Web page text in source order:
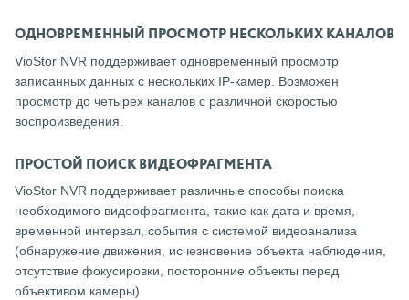
ОДНОВРЕМЕННЫЙ ПРОСМОТР НЕСКОЛЬКИХ КАНАЛОВ
VioStor NVR поддерживает одновременный просмотр
записанных данных с нескольких IP-камер. Возможен
просмотр до четырех каналов с различной скоростью
воспроизведения.
ПРОСТОЙ ПОИСК ВИДЕОФРАГМЕНТА
VioStor NVR поддерживает различные способы поиска
необходимого видеофрагмента, такие как дата и время,
временной интервал, события с системой видеоанализа
(обнаружение движения, исчезновение объекта наблюдения,
отсутствие фокусировки, посторонние объекты перед
объективом камеры)